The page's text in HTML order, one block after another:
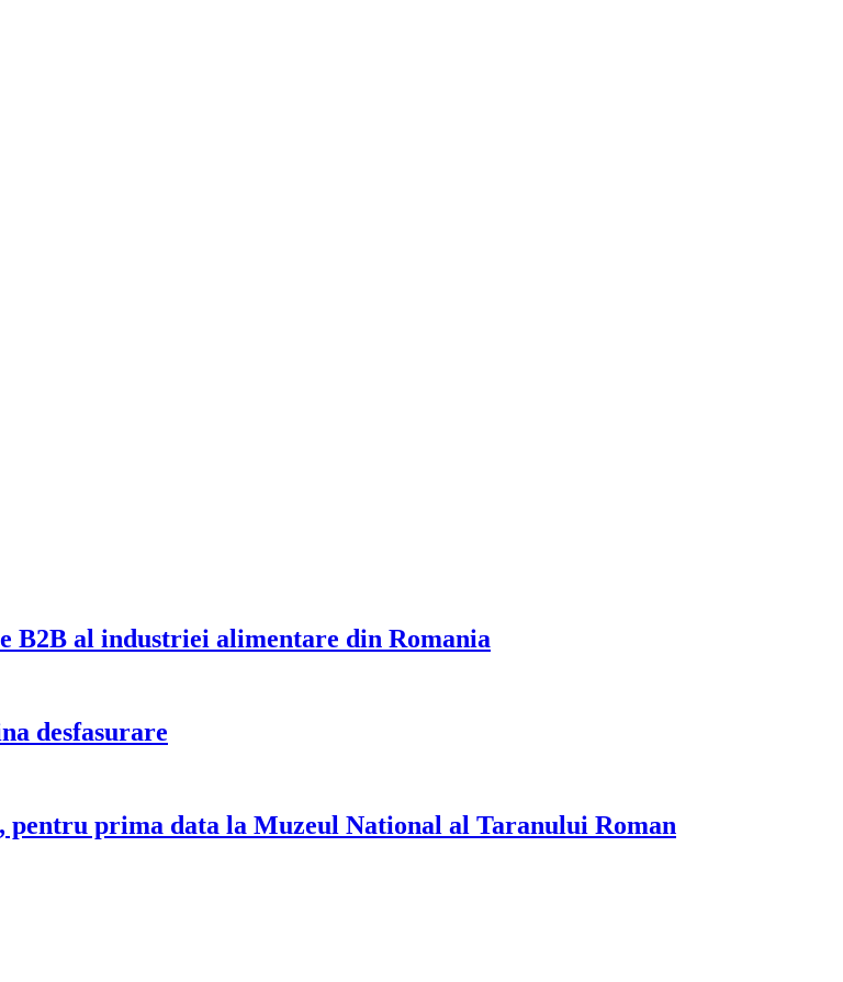
B2B al industriei alimentare din Romania
desfasurare
prima data la Muzeul National al Taranului Roman